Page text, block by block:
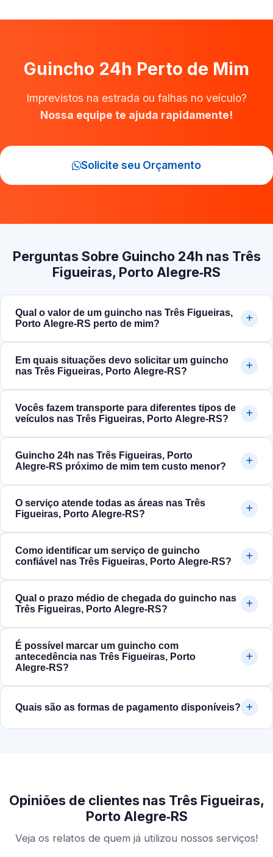
Guincho 24h Perto de Mim
Imprevistos na estrada ou falhas no veículo?
Nossa equipe te ajuda rapidamente!
Solicite seu Orçamento
Perguntas Sobre Guincho 24h nas Três
Figueiras, Porto Alegre‑RS
Qual o valor de um guincho nas Três Figueiras,
Porto Alegre‑RS perto de mim?
Em quais situações devo solicitar um guincho
nas Três Figueiras, Porto Alegre‑RS?
Vocês fazem transporte para diferentes tipos de
veículos nas Três Figueiras, Porto Alegre‑RS?
Guincho 24h nas Três Figueiras, Porto
Alegre‑RS próximo de mim tem custo menor?
O serviço atende todas as áreas nas Três
Figueiras, Porto Alegre‑RS?
Como identificar um serviço de guincho
confiável nas Três Figueiras, Porto Alegre‑RS?
Qual o prazo médio de chegada do guincho nas
Três Figueiras, Porto Alegre‑RS?
É possível marcar um guincho com
antecedência nas Três Figueiras, Porto
Alegre‑RS?
Quais são as formas de pagamento disponíveis?
Opiniões de clientes nas Três Figueiras,
Porto Alegre‑RS
Veja os relatos de quem já utilizou nossos serviços!